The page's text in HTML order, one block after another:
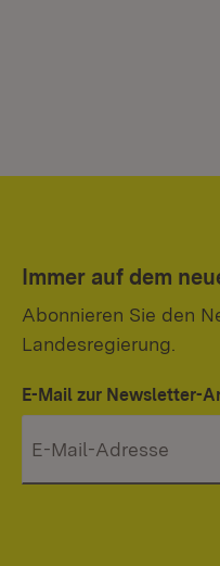
Immer auf dem
Abonnieren Sie den
Landesregierung.
E-Mail zur Newsletter-